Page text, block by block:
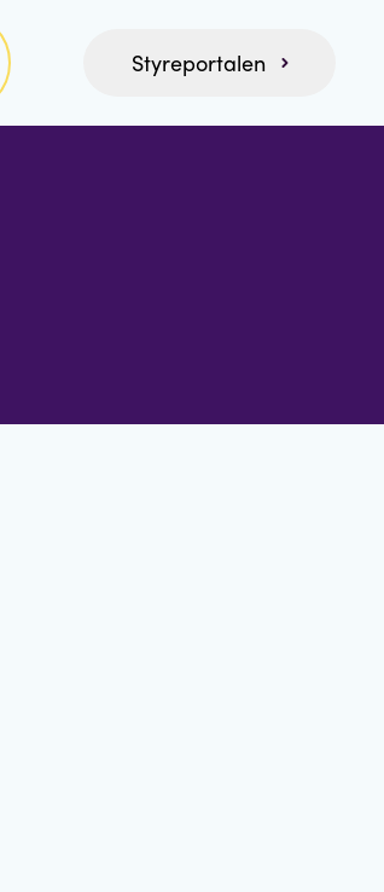
Styreportalen